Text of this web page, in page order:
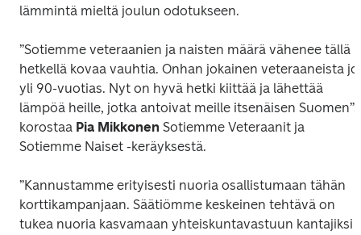
lämmintä mieltä joulun odotukseen.
”Sotiemme veteraanien ja naisten määrä vähenee tällä
hetkellä kovaa vauhtia. Onhan jokainen veteraaneista jo
yli 90-vuotias. Nyt on hyvä hetki kiittää ja lähettää
lämpöä heille, jotka antoivat meille itsenäisen Suomen”,
korostaa Pia Mikkonen Sotiemme Veteraanit ja
Sotiemme Naiset -keräyksestä.
”Kannustamme erityisesti nuoria osallistumaan tähän
korttikampanjaan. Säätiömme keskeinen tehtävä on
tukea nuoria kasvamaan yhteiskuntavastuun kantajiksi